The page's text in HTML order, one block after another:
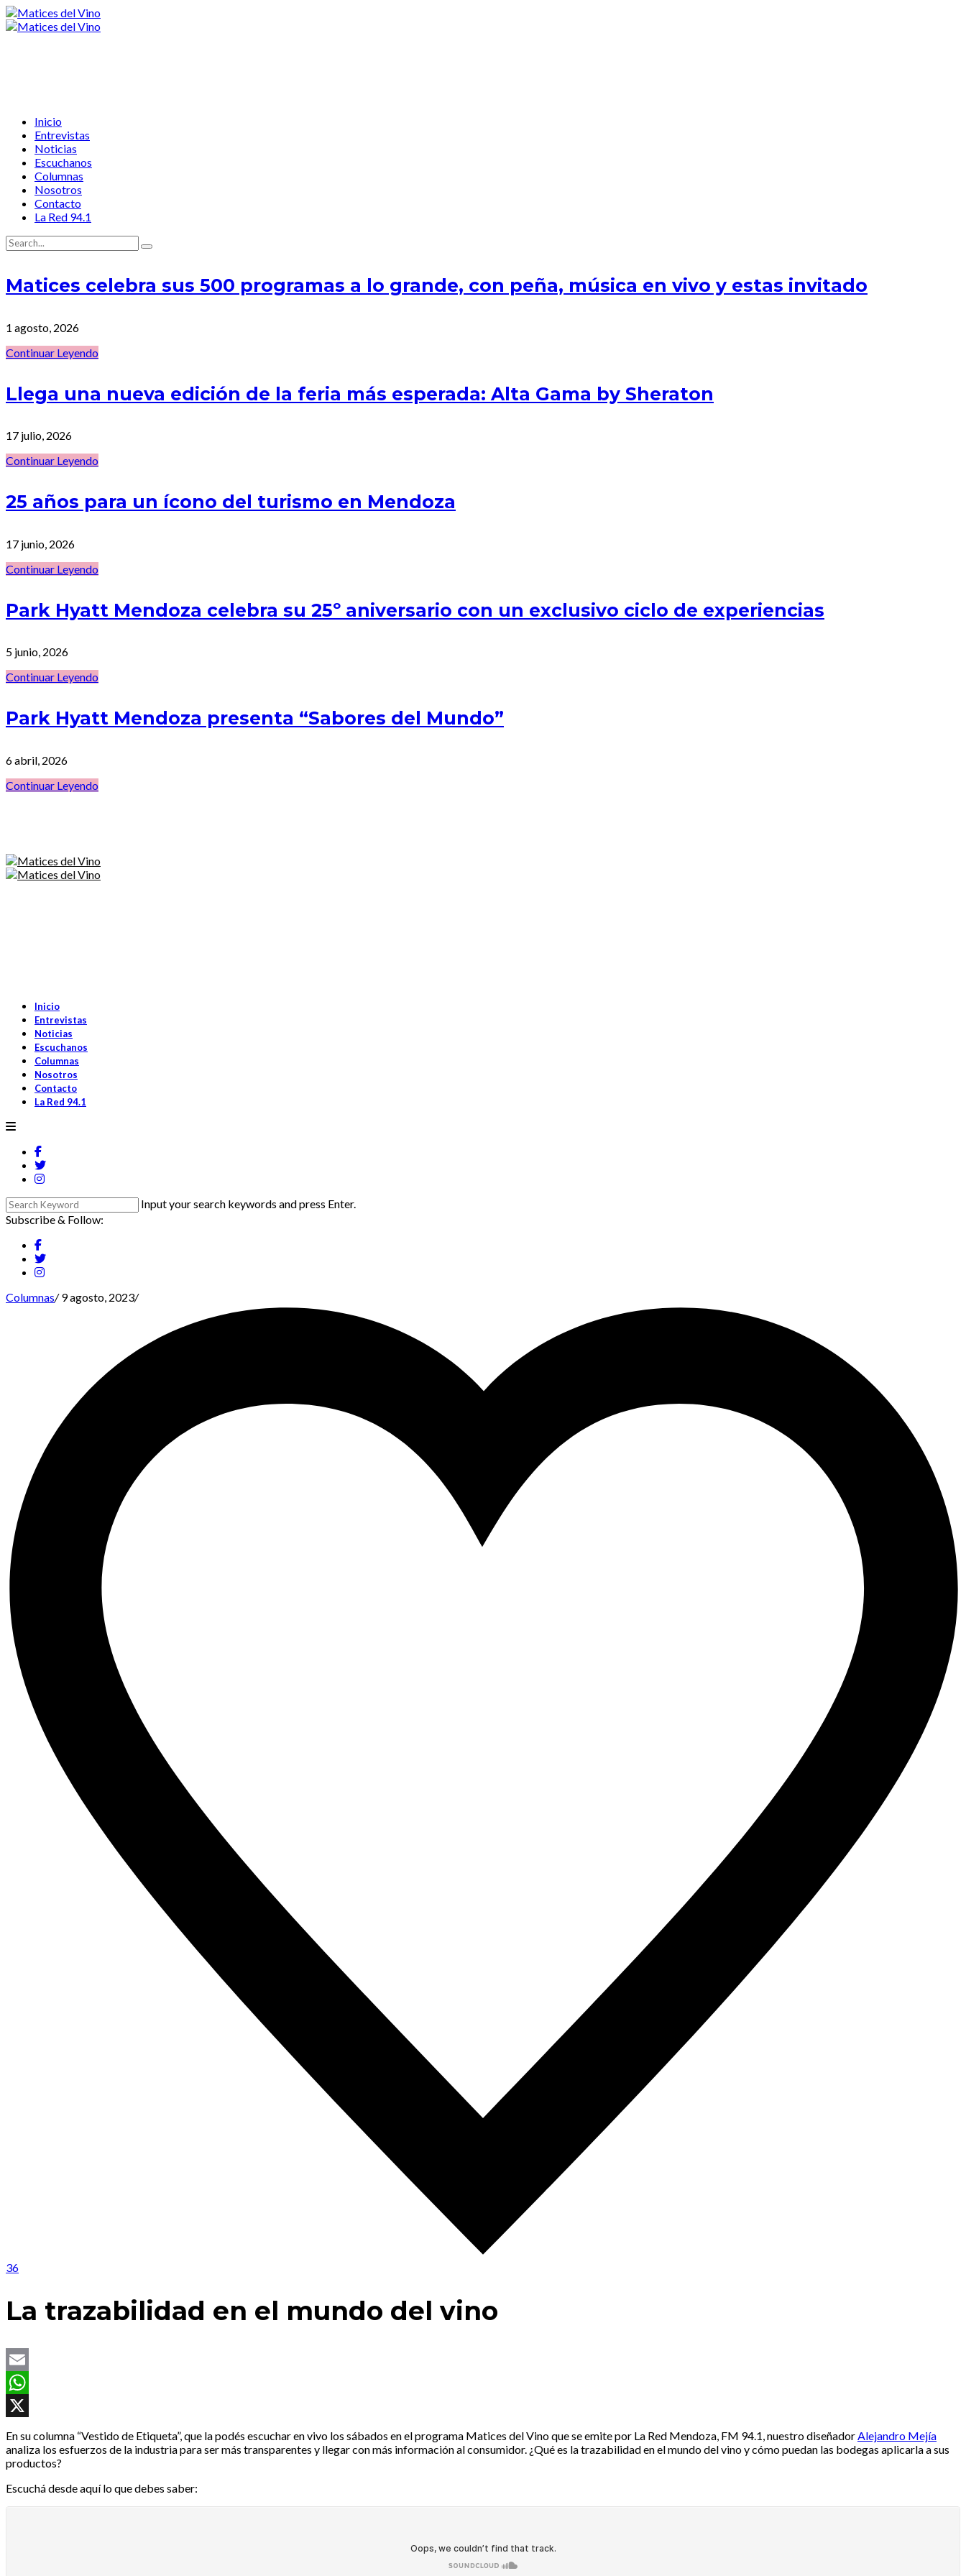
Inicio
Entrevistas
Noticias
Escuchanos
Columnas
Nosotros
Contacto
La Red 94.1
Matices celebra sus 500 programas a lo grande, con peña, música en vivo y estas invitado
1 agosto, 2026
Continuar Leyendo
Llega una nueva edición de la feria más esperada: Alta Gama by Sheraton
17 julio, 2026
Continuar Leyendo
25 años para un ícono del turismo en Mendoza
17 junio, 2026
Continuar Leyendo
Park Hyatt Mendoza celebra su 25º aniversario con un exclusivo ciclo de experiencias
5 junio, 2026
Continuar Leyendo
Park Hyatt Mendoza presenta “Sabores del Mundo”
6 abril, 2026
Continuar Leyendo
Inicio
Entrevistas
Noticias
Escuchanos
Columnas
Nosotros
Contacto
La Red 94.1
Input your search keywords and press Enter.
Subscribe & Follow:
Columnas/9 agosto, 2023/
36
La trazabilidad en el mundo del vino
Email
WhatsApp
En su columna “Vestido de Etiqueta”, que la podés escuchar en vivo los sábados en el programa Matices del Vino que se emite por La Red Mendoza, FM 94.1, nuestro diseñadorAlejandro Mejía
analiza los esfuerzos de la industria para ser más transparentes y llegar con más información al consumidor. ¿Qué es la trazabilidad en el mundo del vino y cómo puedan las bodegas aplicarla a sus
productos?
Escuchá desde aquí lo que debes saber: